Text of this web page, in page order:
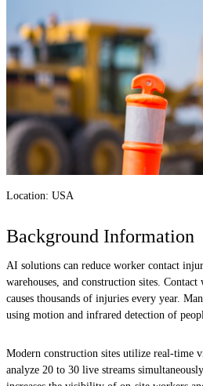
Location: USA
Background Information
AI solutions can reduce worker contact
warehouses, and construction sites.
causes thousands of injuries every year.
using motion and infrared detection of
Modern construction sites utilize real-time
analyze 20 to 30 live streams